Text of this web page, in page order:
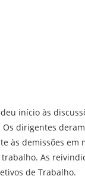
início às
dirigentes
às demissões
As
de Trabalho.